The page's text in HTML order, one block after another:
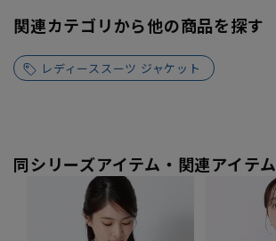
関連カテゴリから他の商品を探す
レディーススーツ ジャケット
同シリーズアイテム・関連アイテム